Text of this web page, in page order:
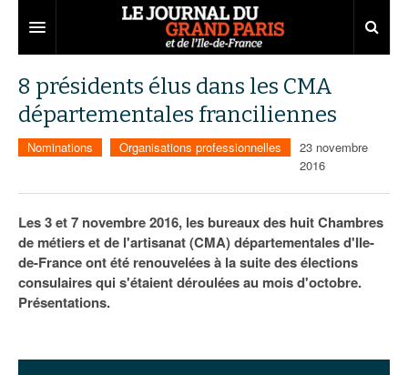
Grand Paris
Territoires
Aménagement
Institutions
Services urbains
Entreprises
Emploi
Attractivité
Innovation
75
77
78
Carnet
Nominations
Portraits
Les Assises du Grand Paris
Éditions précédentes
Le podcast
8 présidents élus dans les CMA
départementales franciliennes
Nominations Organisations professionnelles
23 novembre
2016
Les 3 et 7 novembre 2016, les bureaux des huit Chambres
de métiers et de l'artisanat (CMA) départementales d'Ile-
de-France ont été renouvelées à la suite des élections
consulaires qui s'étaient déroulées au mois d'octobre.
Présentations.